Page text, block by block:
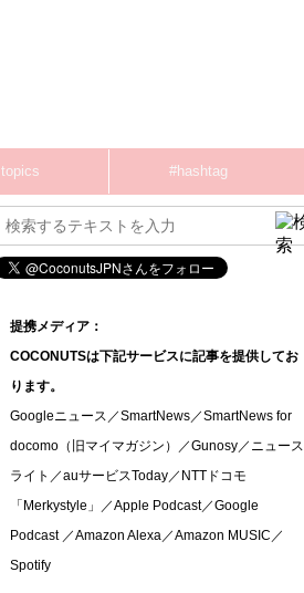
topics #hashtag
提携メディア：
COCONUTSは下記サービスに記事を提供してお
ります。
Googleニュース／SmartNews／SmartNews for
docomo（旧マイマガジン）／Gunosy／ニュース
ライト／auサービスToday／NTTドコモ
「Merkystyle」／Apple Podcast／Google
Podcast ／Amazon Alexa／Amazon MUSIC／
Spotify